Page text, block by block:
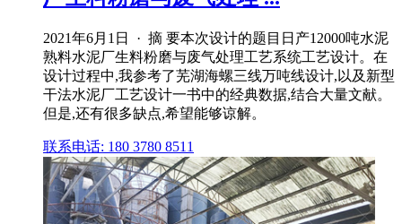
2021年6月1日 · 摘 要本次设计的题目日产12000吨水泥
熟料水泥厂生料粉磨与废气处理工艺系统工艺设计。在
设计过程中,我参考了芜湖海螺三线万吨线设计,以及新型
干法水泥厂工艺设计一书中的经典数据,结合大量文献。
但是,还有很多缺点,希望能够谅解。
联系电话: 180 3780 8511